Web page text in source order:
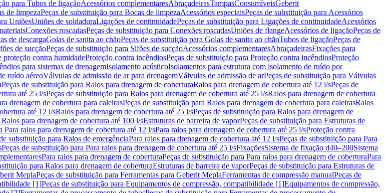
para Tubos de ligaçãoAcessórios complementaresAbraçadeirasTampasConsumíveisGeberit
de limpezaPeças de substituição para Bocas de limpezaAcessórios especiaisPeças de substituição para Acessórios
UniõesUniões de soldaduraLigações de continuidadePeças de substituição para Ligações de continuidadeAcessórios
Conexões roscadasPeças de substituição para Conexões roscadasUniões de flangeAcessórios de ligaçãoPeças de
de descargaGolas de sanita ao chãoPeças de substituição para Golas de sanita ao chãoTubos de ligaçãoPeças de
de sucçãoPeças de substituição para Sifões de sucçãoAcessórios complementaresAbraçadeirasFixações para
proteção contra humidadeProteção contra incêndiosPeças de substituição para Proteção contra incêndiosProteção
para sistemas de drenagemIsolamento acústicoIsolamentos para estrutura com isolamento de ruído por
ruído aéreoVálvulas de admissão de ar para drenagemVálvulas de admissão de arPeças de substituição para Válvulas
Peças de substituição para Ralos para drenagem de coberturaRalos para drenagem de cobertura até 12 l/sPeças de
até 25 l/sPeças de substituição para Ralos para drenagem de cobertura até 25 l/sRalos para drenagem de cobertura
drenagem de cobertura para caleirasPeças de substituição para Ralos para drenagem de cobertura para caleirasRalos
até 12 l/sRalos para drenagem de cobertura até 25 l/sPeças de substituição para Ralos para drenagem de
para drenagem de cobertura até 100 l/sEstruturas de barreira de vaporPeças de substituição para Estruturas de
Para ralos para drenagem de cobertura até 12 l/sPara ralos para drenagem de cobertura até 25 l/sProteção contra
substituição para Ralos de emergênciaPara ralos para drenagem de cobertura até 12 l/sPeças de substituição para Para
Peças de substituição para Para ralos para drenagem de cobertura até 25 l/sFixaçõesSistema de fixação d40–200Sistema
Para ralos para drenagem de coberturaPeças de substituição para Para ralos para drenagem de coberturaPara
para Ralos para drenagem de coberturaEstruturas de barreira de vaporPeças de substituição para Estruturas de
MeplaPeças de substituição para Ferramentas para Geberit MeplaFerramentas de compressão manualPeças de
[1]Peças de substituição para Equipamentos de compressão, compatibilidade [1]Equipamentos de compressão,